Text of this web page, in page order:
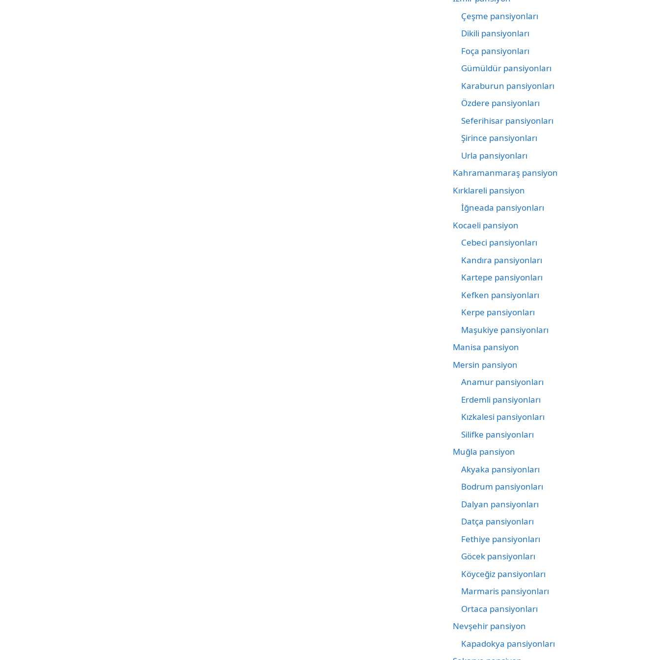
Çeşme pansiyonları
Dikili pansiyonları
Foça pansiyonları
Gümüldür pansiyonları
Karaburun pansiyonları
Özdere pansiyonları
Seferihisar pansiyonları
Şirince pansiyonları
Urla pansiyonları
Kahramanmaraş pansiyon
Kırklareli pansiyon
İğneada pansiyonları
Kocaeli pansiyon
Cebeci pansiyonları
Kandıra pansiyonları
Kartepe pansiyonları
Kefken pansiyonları
Kerpe pansiyonları
Maşukiye pansiyonları
Manisa pansiyon
Mersin pansiyon
Anamur pansiyonları
Erdemli pansiyonları
Kızkalesi pansiyonları
Silifke pansiyonları
Muğla pansiyon
Akyaka pansiyonları
Bodrum pansiyonları
Dalyan pansiyonları
Datça pansiyonları
Fethiye pansiyonları
Göcek pansiyonları
Köyceğiz pansiyonları
Marmaris pansiyonları
Ortaca pansiyonları
Nevşehir pansiyon
Kapadokya pansiyonları